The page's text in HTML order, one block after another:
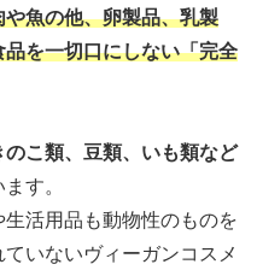
魚の他、卵製品、乳製
を一切口にしない「完全
こ類、豆類、いも類など
す。
活用品も動物性のものを
いないヴィーガンコスメ